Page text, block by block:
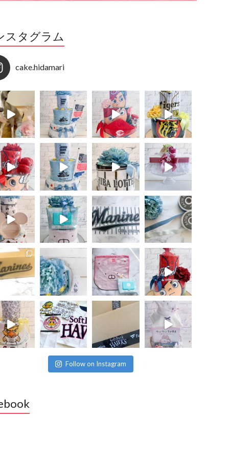
スタグラム
cake.hidamari
Follow on Instagram